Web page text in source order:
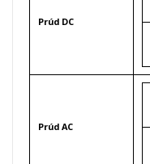
Prúd DC
Prúd AC